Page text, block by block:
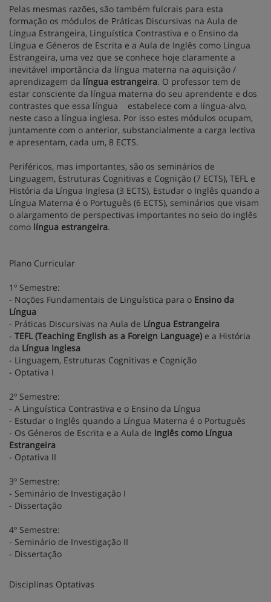
Pelas mesmas razões, são também fulcrais para esta
formação os módulos de Práticas Discursivas na Aula de
Língua Estrangeira, Linguística Contrastiva e o Ensino da
Língua e Géneros de Escrita e a Aula de Inglês como Língua
Estrangeira, uma vez que se conhece hoje claramente a
inevitável importância da língua materna na aquisição /
aprendizagem da língua estrangeira. O professor tem de
estar consciente da língua materna do seu aprendente e dos
contrastes que essa língua estabelece com a língua-alvo,
neste caso a língua inglesa. Por isso estes módulos ocupam,
juntamente com o anterior, substancialmente a carga lectiva
e apresentam, cada um, 8 ECTS.
Periféricos, mas importantes, são os seminários de
Linguagem, Estruturas Cognitivas e Cognição (7 ECTS), TEFL e
História da Língua Inglesa (3 ECTS), Estudar o Inglês quando a
Língua Materna é o Português (6 ECTS), seminários que visam
o alargamento de perspectivas importantes no seio do inglês
como língua estrangeira.
Plano Curricular
1º Semestre:
- Noções Fundamentais de Linguística para o Ensino da
Língua
- Práticas Discursivas na Aula de Língua Estrangeira
- TEFL (Teaching English as a Foreign Language) e a História
da Língua Inglesa
- Linguagem, Estruturas Cognitivas e Cognição
- Optativa I
2º Semestre:
- A Linguística Contrastiva e o Ensino da Língua
- Estudar o Inglês quando a Língua Materna é o Português
- Os Géneros de Escrita e a Aula de Inglês como Língua
Estrangeira
- Optativa II
3º Semestre:
- Seminário de Investigação I
- Dissertação
4º Semestre:
- Seminário de Investigação II
- Dissertação
Disciplinas Optativas